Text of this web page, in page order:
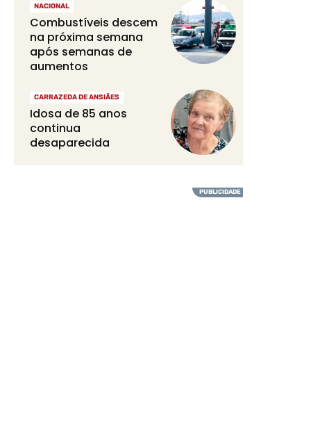
NACIONAL
Combustíveis descem
na próxima semana
após semanas de
aumentos
CARRAZEDA DE ANSIÃES
Idosa de 85 anos
continua
desaparecida